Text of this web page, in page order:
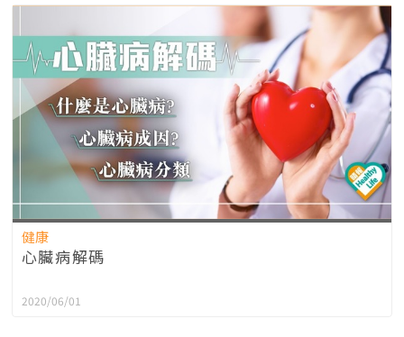
健康
心臟病解碼
2020/06/01